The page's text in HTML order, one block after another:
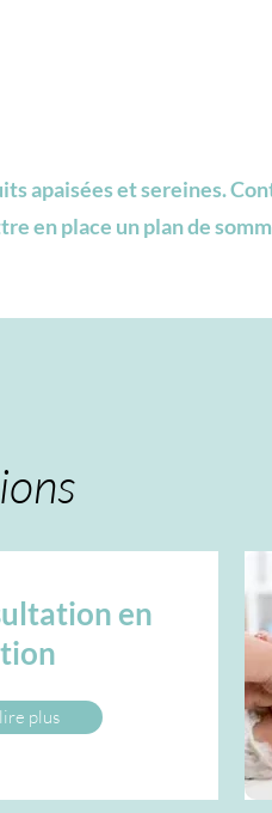
apaisées et sereines.
en place un plan de
en
plus